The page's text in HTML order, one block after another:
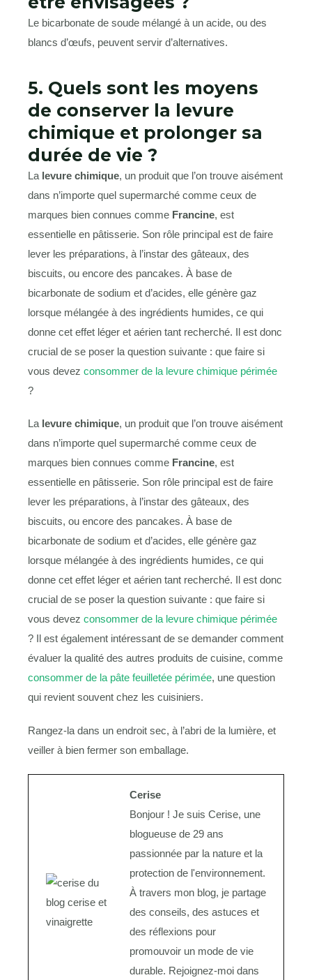
Le bicarbonate de soude mélangé à un acide, ou des
blancs d’œufs, peuvent servir d’alternatives.
5. Quels sont les moyens
de conserver la levure
chimique et prolonger sa
durée de vie ?
La levure chimique, un produit que l’on trouve aisément
dans n’importe quel supermarché comme ceux de
marques bien connues comme Francine, est
essentielle en pâtisserie. Son rôle principal est de faire
lever les préparations, à l’instar des gâteaux, des
biscuits, ou encore des pancakes. À base de
bicarbonate de sodium et d’acides, elle génère gaz
lorsque mélangée à des ingrédients humides, ce qui
donne cet effet léger et aérien tant recherché. Il est donc
crucial de se poser la question suivante : que faire si
vous devez consommer de la levure chimique périmée
?
La levure chimique, un produit que l’on trouve aisément
dans n’importe quel supermarché comme ceux de
marques bien connues comme Francine, est
essentielle en pâtisserie. Son rôle principal est de faire
lever les préparations, à l’instar des gâteaux, des
biscuits, ou encore des pancakes. À base de
bicarbonate de sodium et d’acides, elle génère gaz
lorsque mélangée à des ingrédients humides, ce qui
donne cet effet léger et aérien tant recherché. Il est donc
crucial de se poser la question suivante : que faire si
vous devez consommer de la levure chimique périmée
? Il est également intéressant de se demander comment
évaluer la qualité des autres produits de cuisine, comme
consommer de la pâte feuilletée périmée, une question
qui revient souvent chez les cuisiniers.
Rangez-la dans un endroit sec, à l’abri de la lumière, et
veiller à bien fermer son emballage.
Cerise
Bonjour ! Je suis Cerise, une
blogueuse de 29 ans
passionnée par la nature et la
protection de l'environnement.
À travers mon blog, je partage
des conseils, des astuces et
des réflexions pour
promouvoir un mode de vie
durable. Rejoignez-moi dans